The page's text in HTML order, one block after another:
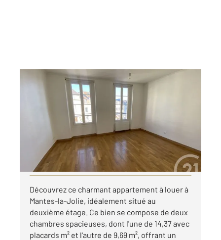
MANTES LA JOLIE 78
55,55 m
, 3 pièces
Appartement F3 à louer
821,05 €
par mois charges comprises
Visiter le site dédié
Découvrez ce charmant appartement à louer à
Mantes-la-Jolie, idéalement situé au
deuxième étage. Ce bien se compose de deux
chambres spacieuses, dont l'une de 14,37 avec
placards m² et l'autre de 9,69 m², offrant un